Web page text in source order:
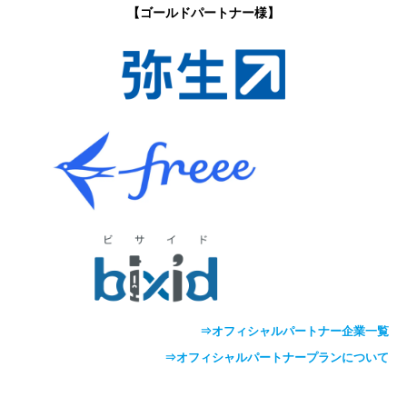
【ゴールドパートナー様】
⇒オフィシャルパートナー企業一覧
⇒オフィシャルパートナープランについて